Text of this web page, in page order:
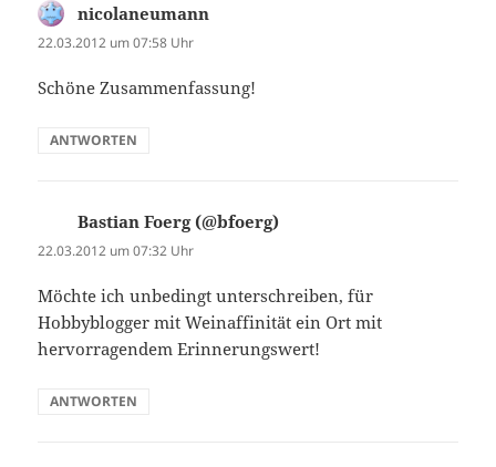
nicolaneumann
22.03.2012 um 07:58 Uhr
Schöne Zusammenfassung!
ANTWORTEN
Bastian Foerg (@bfoerg)
22.03.2012 um 07:32 Uhr
Möchte ich unbedingt unterschreiben, für
Hobbyblogger mit Weinaffinität ein Ort mit
hervorragendem Erinnerungswert!
ANTWORTEN